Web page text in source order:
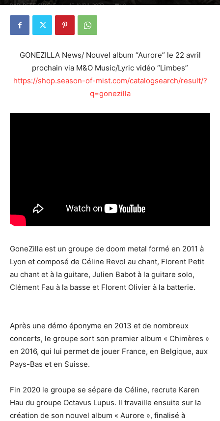
PAR PETE CIRCLE 18 AVRIL 2022 0
GONEZILLA News/ Nouvel album “Aurore” le 22 avril
prochain via M&O Music/Lyric vidéo “Limbes”
https://shop.season-of-mist.com/catalogsearch/result/?
q=gonezilla
GoneZilla est un groupe de doom metal formé en 2011 à
Lyon et composé de Céline Revol au chant, Florent Petit
au chant et à la guitare, Julien Babot à la guitare solo,
Clément Fau à la basse et Florent Olivier à la batterie.
Après une démo éponyme en 2013 et de nombreux
concerts, le groupe sort son premier album « Chimères »
en 2016, qui lui permet de jouer France, en Belgique, aux
Pays-Bas et en Suisse.
Fin 2020 le groupe se sépare de Céline, recrute Karen
Hau du groupe Octavus Lupus. Il travaille ensuite sur la
création de son nouvel album « Aurore », finalisé à